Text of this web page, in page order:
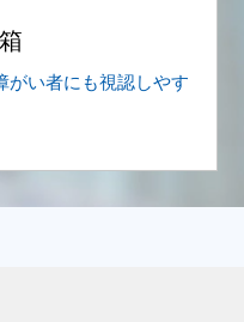
がい者にも視認しやす